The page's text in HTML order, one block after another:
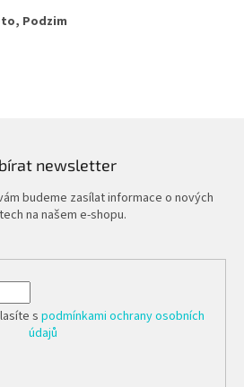
Podzim
newsletter
budeme zasílat informace o nových
na našem e-shopu.
s podmínkami ochrany osobních
údajů